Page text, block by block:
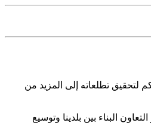
لتحقيق تطلعاته إلى المزيد من
البناء بين بلدينا وتوسيع